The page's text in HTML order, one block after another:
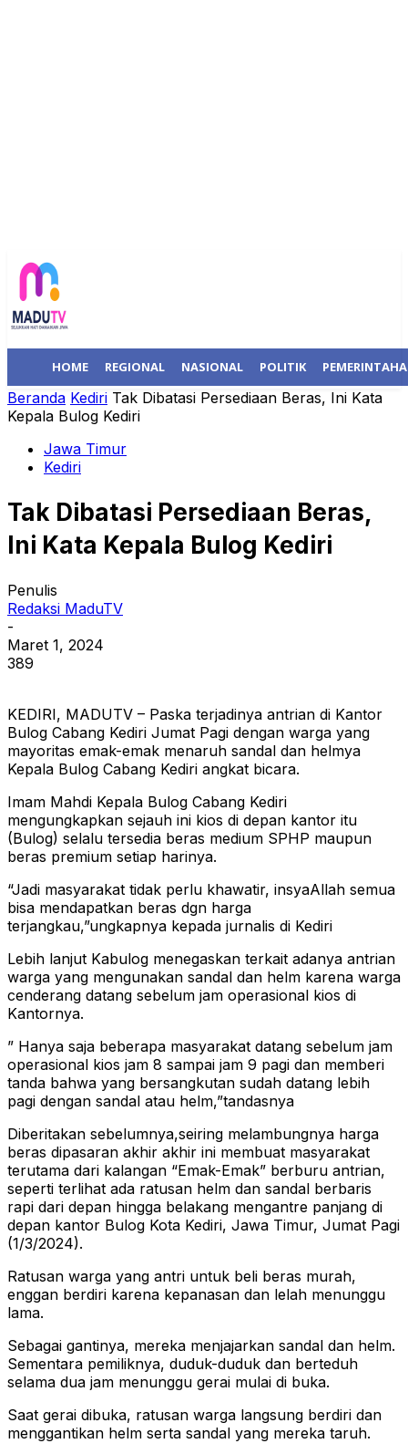
HOME REGIONAL NASIONAL POLITIK
Beranda Kediri Tak Dibatasi Persediaan Beras, Ini Kata
Kepala Bulog Kediri
Jawa Timur
Kediri
Tak Dibatasi Persediaan Beras,
Ini Kata Kepala Bulog Kediri
Penulis
Redaksi MaduTV
-
Maret 1, 2024
389
KEDIRI, MADUTV – Paska terjadinya antrian di Kantor
Bulog Cabang Kediri Jumat Pagi dengan warga yang
mayoritas emak-emak menaruh sandal dan helmya
Kepala Bulog Cabang Kediri angkat bicara.
Imam Mahdi Kepala Bulog Cabang Kediri
mengungkapkan sejauh ini kios di depan kantor itu
(Bulog) selalu tersedia beras medium SPHP maupun
beras premium setiap harinya.
“Jadi masyarakat tidak perlu khawatir, insyaAllah semua
bisa mendapatkan beras dgn harga
terjangkau,”ungkapnya kepada jurnalis di Kediri
Lebih lanjut Kabulog menegaskan terkait adanya antrian
warga yang mengunakan sandal dan helm karena warga
cenderang datang sebelum jam operasional kios di
Kantornya.
” Hanya saja beberapa masyarakat datang sebelum jam
operasional kios jam 8 sampai jam 9 pagi dan memberi
tanda bahwa yang bersangkutan sudah datang lebih
pagi dengan sandal atau helm,”tandasnya
Diberitakan sebelumnya,seiring melambungnya harga
beras dipasaran akhir akhir ini membuat masyarakat
terutama dari kalangan “Emak-Emak” berburu antrian,
seperti terlihat ada ratusan helm dan sandal berbaris
rapi dari depan hingga belakang mengantre panjang di
depan kantor Bulog Kota Kediri, Jawa Timur, Jumat Pagi
(1/3/2024).
Ratusan warga yang antri untuk beli beras murah,
enggan berdiri karena kepanasan dan lelah menunggu
lama.
Sebagai gantinya, mereka menjajarkan sandal dan helm.
Sementara pemiliknya, duduk-duduk dan berteduh
selama dua jam menunggu gerai mulai di buka.
Saat gerai dibuka, ratusan warga langsung berdiri dan
menggantikan helm serta sandal yang mereka taruh.